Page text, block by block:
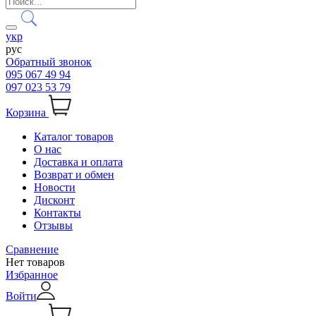
укр
рус
Обратный звонок
095 067 49 94
097 023 53 79
Корзина
Каталог товаров
О нас
Доставка и оплата
Возврат и обмен
Новости
Дисконт
Контакты
Отзывы
Сравнение
Нет товаров
Избранное
Войти